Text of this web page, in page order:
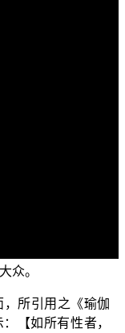
谤，故需在此进
众。
所引用之《瑜伽
【如所有性者，